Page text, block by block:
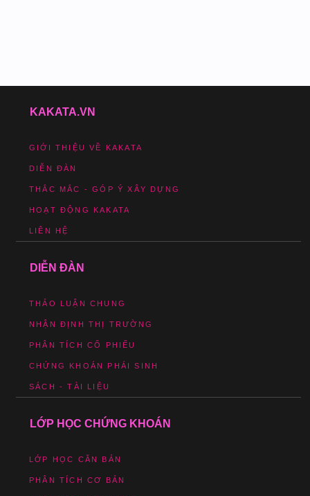
KAKATA.VN
GIỚI THIỆU VỀ KAKATA
DIỄN ĐÀN
THẮC MẮC - GÓP Ý XÂY DỰNG
HOẠT ĐỘNG KAKATA
LIÊN HỆ
DIỄN ĐÀN
THẢO LUẬN CHUNG
NHẬN ĐỊNH THỊ TRƯỜNG
PHÂN TÍCH CỔ PHIẾU
CHỨNG KHOÁN PHÁI SINH
SÁCH - TÀI LIỆU
LỚP HỌC CHỨNG KHOÁN
LỚP HỌC CĂN BẢN
PHÂN TÍCH CƠ BẢN